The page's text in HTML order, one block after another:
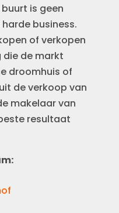
is geen
business.
of verkopen
die de markt
droomhuis of
de verkoop van
makelaar van
resultaat